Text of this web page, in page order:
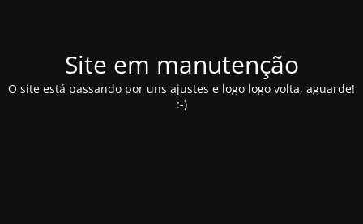
Site em manutenção
O site está passando por uns ajustes e logo logo volta, aguarde!
:-)